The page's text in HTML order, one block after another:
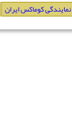
نمایندگی کوماکس ایران